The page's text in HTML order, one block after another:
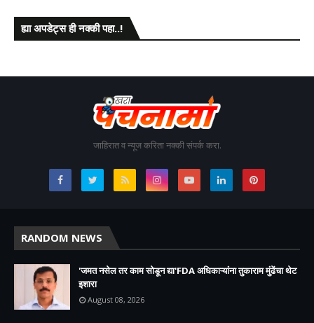
ह्या अपडेट्स ही नक्की पहा..!
जाहिरात व न्यूज करिता नक्की संपर्क करा.
RANDOM NEWS
'जमत नसेल तर काम सोडून द्या'FDA अधिकाऱ्यांना तुकाराम मुंढेंचा थेट
इशारा
August 08, 2026